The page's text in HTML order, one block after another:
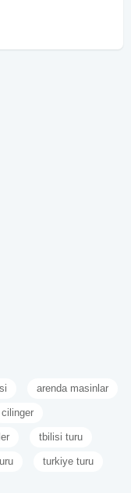
arenda masinlar
cilinger
tbilisi turu
turkiye turu